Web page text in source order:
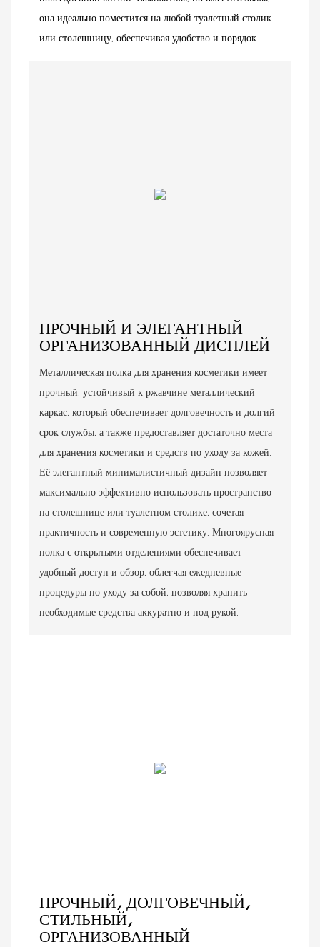
она идеально поместится на любой туалетный столик
или столешницу, обеспечивая удобство и порядок.
ПРОЧНЫЙ И ЭЛЕГАНТНЫЙ
ОРГАНИЗОВАННЫЙ ДИСПЛЕЙ
Металлическая полка для хранения косметики имеет
прочный, устойчивый к ржавчине металлический
каркас, который обеспечивает долговечность и долгий
срок службы, а также предоставляет достаточно места
для хранения косметики и средств по уходу за кожей.
Её элегантный минималистичный дизайн позволяет
максимально эффективно использовать пространство
на столешнице или туалетном столике, сочетая
практичность и современную эстетику. Многоярусная
полка с открытыми отделениями обеспечивает
удобный доступ и обзор, облегчая ежедневные
процедуры по уходу за собой, позволяя хранить
необходимые средства аккуратно и под рукой.
ПРОЧНЫЙ, ДОЛГОВЕЧНЫЙ,
СТИЛЬНЫЙ,
ОРГАНИЗОВАННЫЙ